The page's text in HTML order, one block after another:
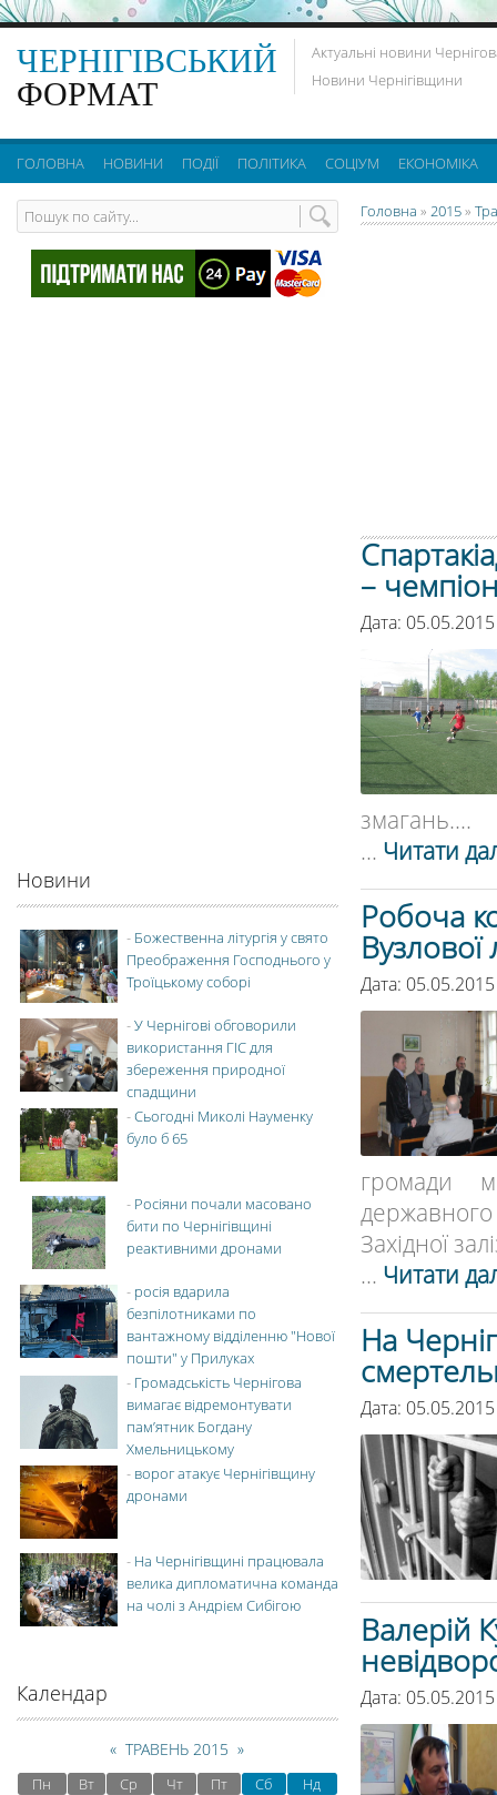
ЧЕРНІГІВСЬКИЙ
ФОРМАТ
Актуальні новини
Новини Чернігівщини
ГОЛОВНА НОВИНИ ПОДІЇ ПОЛІТИКА СОЦІУМ ЕКОНОМІКА
Головна » 2015»
–
Дата:
змагань....
... Читати
Робоча
Вузлової
Дата:
громади
державного
Західної
... Читати
На
Дата:
Валерій
Дата:
Новини
- Божественна літургія у свято
Преображення Господнього у
Троїцькому соборі
-У Чернігові обговорили
використання ГІС для
збереження природної
спадщини
-Сьогодні Миколі Науменку
було б 65
- Росіяни почали масовано
бити по Чернігівщині
реактивними дронами
- росія вдарила
безпілотниками по
вантажному відділенню "Нової
пошти" у Прилуках
- Громадськість Чернігова
вимагає відремонтувати
пам’ятник Богдану
Хмельницькому
- ворог атакує Чернігівщину
дронами
- На Чернігівщині працювала
велика дипломатична команда
на чолі з Андрієм Сибігою
Календар
« ТРАВЕНЬ 2015 »
Пн Вт Ср Чт Пт Сб
Нд